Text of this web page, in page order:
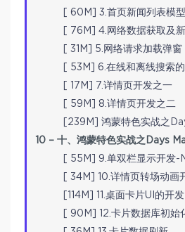
[ 60M] 3.首页新闻列表模
[ 76M] 4.网络数据获取及
[ 31M] 5.网络请求加载弹窗
[ 53M] 6.在线和离线搜索
[ 17M] 7.详情页开发之一
[ 59M] 8.详情页开发之二
[239M] 鸿蒙特色实战之
10 – 十、鸿蒙特色实战之Days
[ 55M] 9.单双栏显示开发
[ 34M] 10.详情页转场动画
[114M] 11.桌面卡片UI的开发
[ 90M] 12.卡片数据库初始